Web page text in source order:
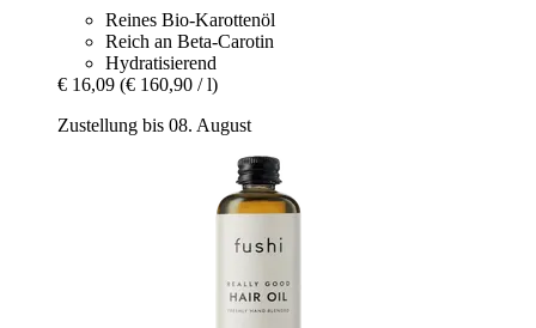
Reines Bio-Karottenöl
Reich an Beta-Carotin
Hydratisierend
€ 16,09 (€ 160,90 / l)
Zustellung bis 08. August